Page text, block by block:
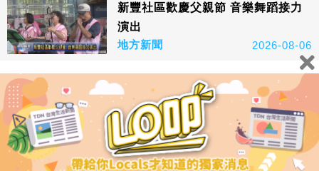
新豐社區歡慶父親節 音樂舞蹈接力
演出
地方新聞
2026-08-06
看更多
鑫傳國際多媒體科技股份有限公司版權所有，非經授權，請
勿轉載本網站內容 © All Rights Reserved.